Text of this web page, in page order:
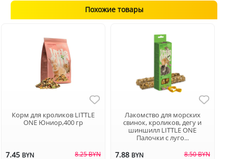
Похожие товары
Корм для кроликов LITTLE
ONE Юниор,400 гр
7.45 BYN 8.25 BYN
Лакомство для морских
свинок, кроликов, дегу и
шиншилл LITTLE ONE
Палочки с луго...
7.88 BYN 8.50 BYN